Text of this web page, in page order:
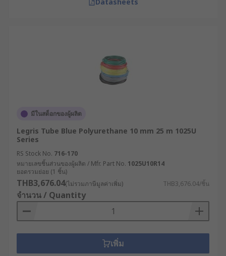
มีในสต็อกของผู้ผลิต
Legris Tube Blue Polyurethane 10 mm 25 m 1025U
Series
RS Stock No. 716-170
หมายเลขชิ้นส่วนของผู้ผลิต / Mfr. Part No. 1025U10R14
ยอดรวมย่อย (1 ชิ้น)
THB3,676.04(ไม่รวมภาษีมูลค่าเพิ่ม) THB3,676.04/ชิ้น
จำนวน / Quantity
เพิ่ม